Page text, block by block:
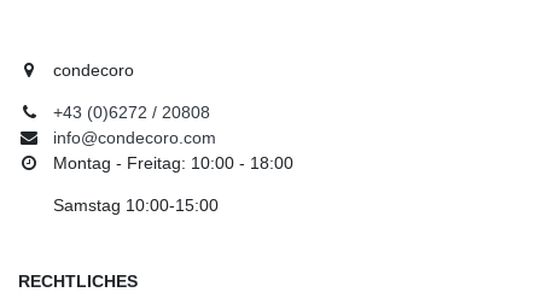
condecoro
+43 (0)6272 / 20808
info@condecoro.com
Montag - Freitag: 10:00 - 18:00
Samstag 10:00-15:00
RECHTLICHES